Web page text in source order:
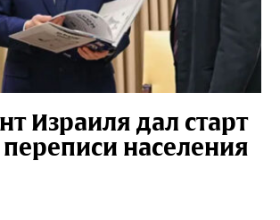
Израиля дал старт
населения